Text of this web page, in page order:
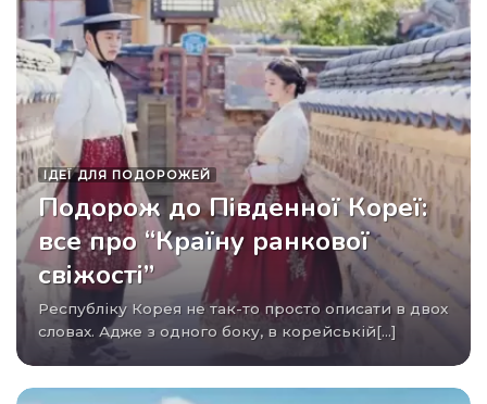
ІДЕЇ ​​ДЛЯ ПОДОРОЖЕЙ
Подорож до Південної Кореї:
все про “Країну ранкової
свіжості”
Республіку Корея не так-то просто описати в двох
словах. Адже з одного боку, в корейській[...]